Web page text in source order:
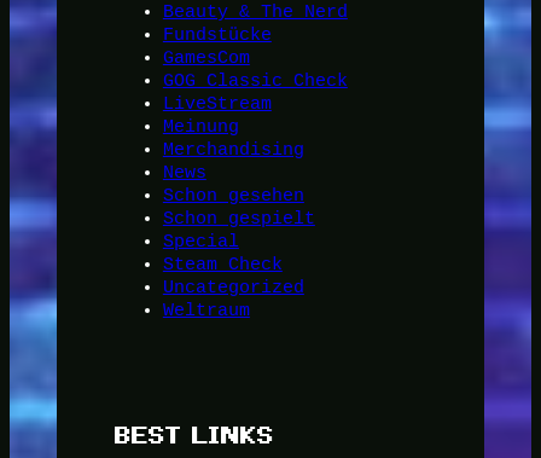
Beauty & The Nerd
Fundstücke
GamesCom
GOG Classic Check
LiveStream
Meinung
Merchandising
News
Schon gesehen
Schon gespielt
Special
Steam Check
Uncategorized
Weltraum
BEST LINKS